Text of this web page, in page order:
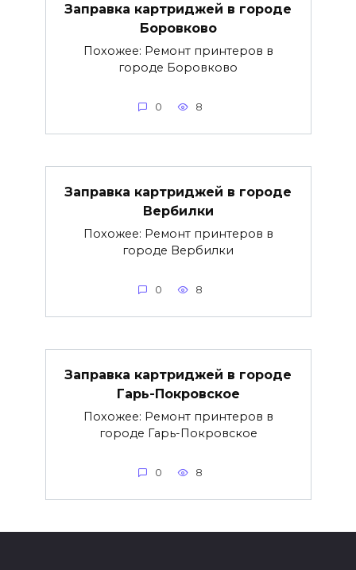
Заправка картриджей в городе
Боровково
Похожее: Ремонт принтеров в
городе Боровково
0 8
Заправка картриджей в городе
Вербилки
Похожее: Ремонт принтеров в
городе Вербилки
0 8
Заправка картриджей в городе
Гарь-Покровское
Похожее: Ремонт принтеров в
городе Гарь-Покровское
0 8